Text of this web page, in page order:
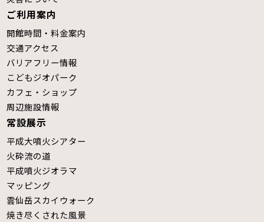
ご利用案内
開館時間・料金案内
交通アクセス
バリアフリー情報
こどもジオパーク
カフェ・ショップ
周辺施設情報
常設展示
平成大噴火シアター
火砕流の道
平成噴火ジオラマ
マッピング
雲仙岳スカイウォーク
焼き尽くされた風景